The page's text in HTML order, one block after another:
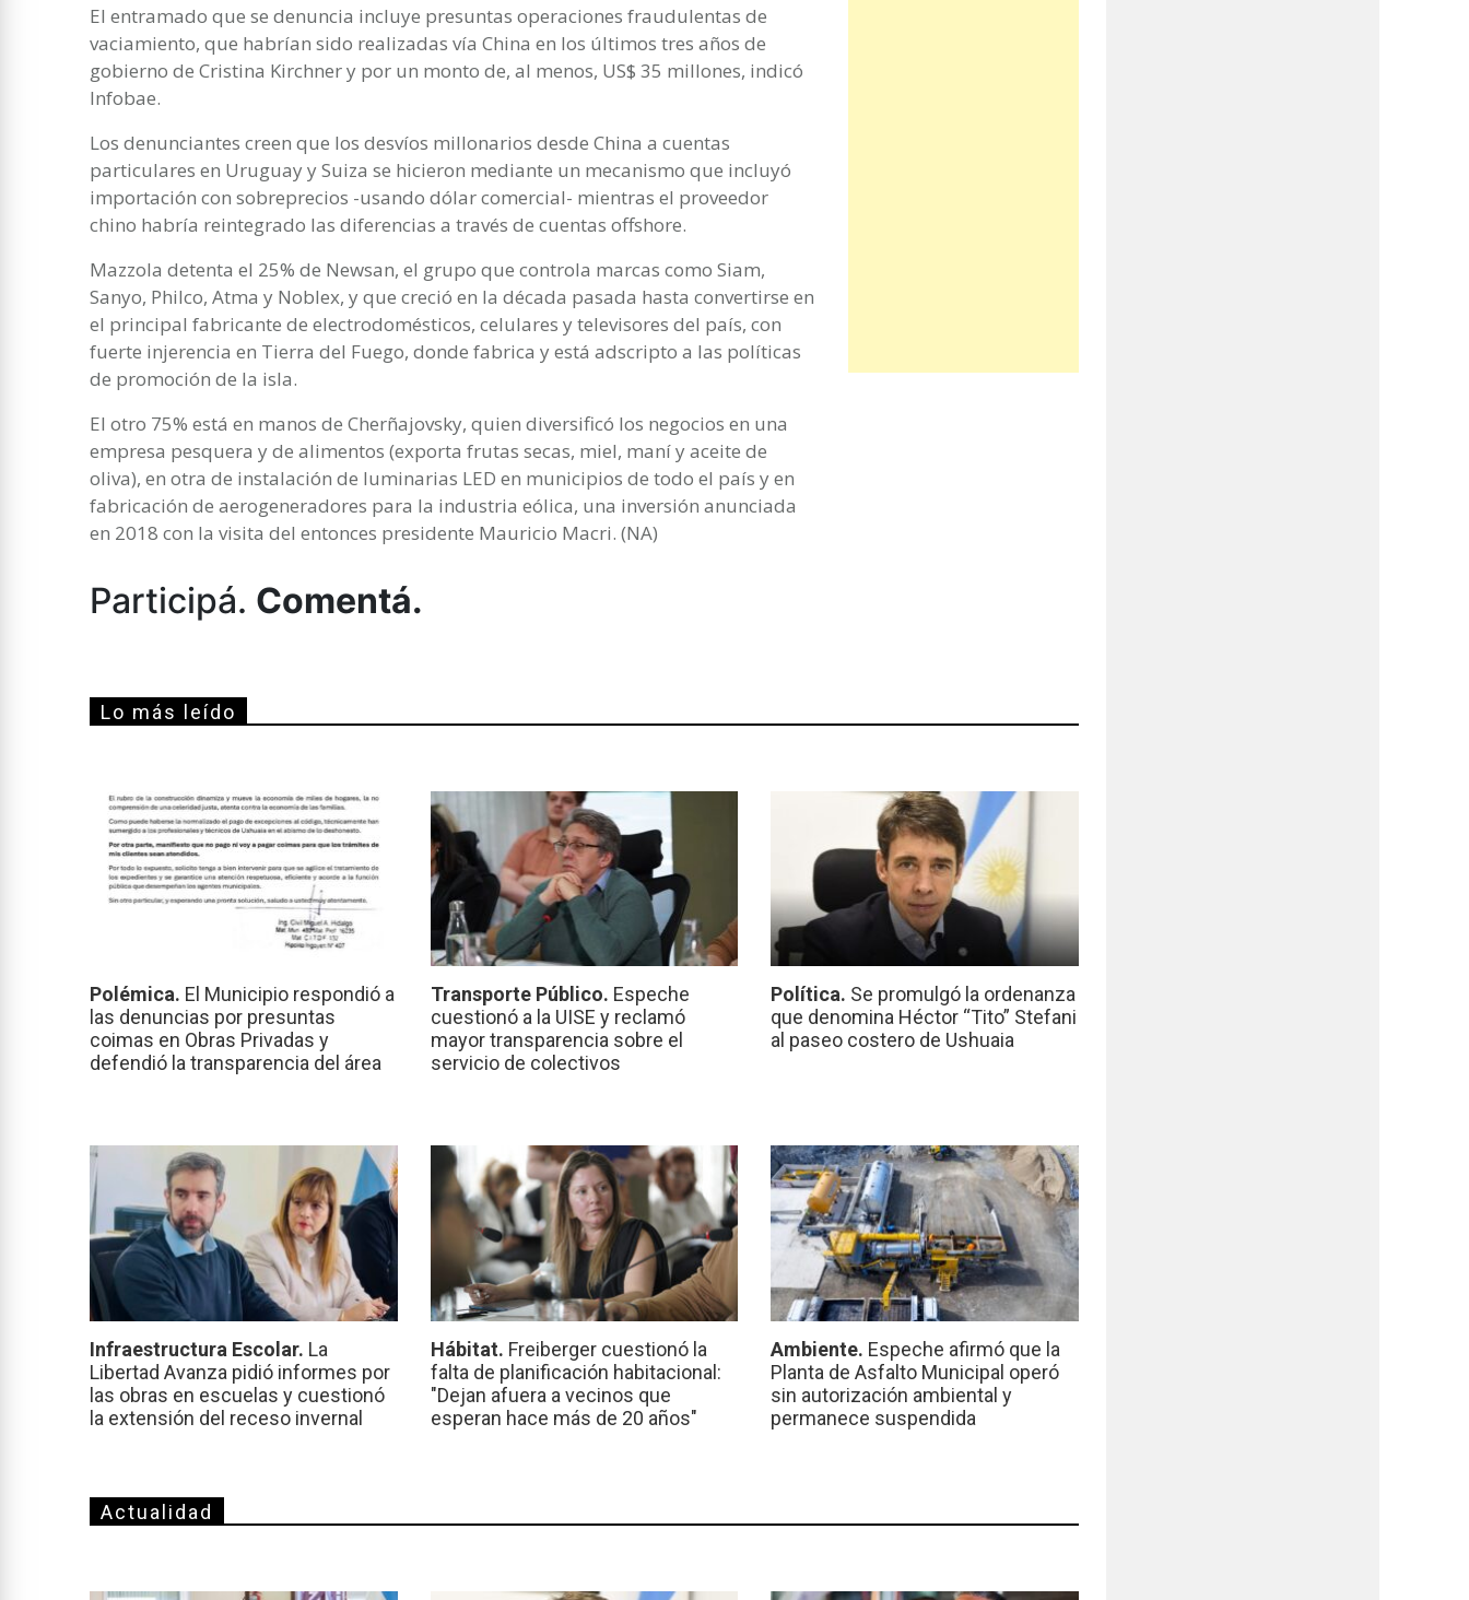
El entramado que se denuncia incluye presuntas operaciones fraudulentas de
vaciamiento, que habrían sido realizadas vía China en los últimos tres años de
gobierno de Cristina Kirchner y por un monto de, al menos, US$ 35 millones, indicó
Infobae.
Los denunciantes creen que los desvíos millonarios desde China a cuentas
particulares en Uruguay y Suiza se hicieron mediante un mecanismo que incluyó
importación con sobreprecios -usando dólar comercial- mientras el proveedor
chino habría reintegrado las diferencias a través de cuentas offshore.
Mazzola detenta el 25% de Newsan, el grupo que controla marcas como Siam,
Sanyo, Philco, Atma y Noblex, y que creció en la década pasada hasta convertirse en
el principal fabricante de electrodomésticos, celulares y televisores del país, con
fuerte injerencia en Tierra del Fuego, donde fabrica y está adscripto a las políticas
de promoción de la isla.
El otro 75% está en manos de Cherñajovsky, quien diversificó los negocios en una
empresa pesquera y de alimentos (exporta frutas secas, miel, maní y aceite de
oliva), en otra de instalación de luminarias LED en municipios de todo el país y en
fabricación de aerogeneradores para la industria eólica, una inversión anunciada
en 2018 con la visita del entonces presidente Mauricio Macri. (NA)
Participá. Comentá.
Lo más leído
Polémica. El Municipio respondió a
las denuncias por presuntas
coimas en Obras Privadas y
defendió la transparencia del área
Transporte Público. Espeche
cuestionó a la UISE y reclamó
mayor transparencia sobre el
servicio de colectivos
Política. Se promulgó la ordenanza
que denomina Héctor “Tito” Stefani
al paseo costero de Ushuaia
Infraestructura Escolar. La
Libertad Avanza pidió informes por
las obras en escuelas y cuestionó
la extensión del receso invernal
Hábitat. Freiberger cuestionó la
falta de planificación habitacional:
"Dejan afuera a vecinos que
esperan hace más de 20 años"
Ambiente. Espeche afirmó que la
Planta de Asfalto Municipal operó
sin autorización ambiental y
permanece suspendida
Actualidad